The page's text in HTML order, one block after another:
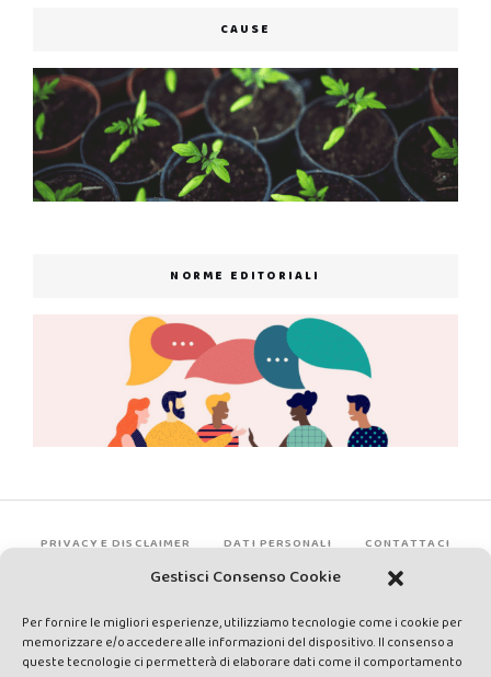
Gestisci Consenso Cookie
Per fornire le migliori esperienze, utilizziamo tecnologie come i cookie per
memorizzare e/o accedere alle informazioni del dispositivo. Il consenso a
queste tecnologie ci permetterà di elaborare dati come il comportamento
CAUSE
NORME EDITORIALI
PRIVACY E DISCLAIMER DATI PERSONALI CONTATTACI